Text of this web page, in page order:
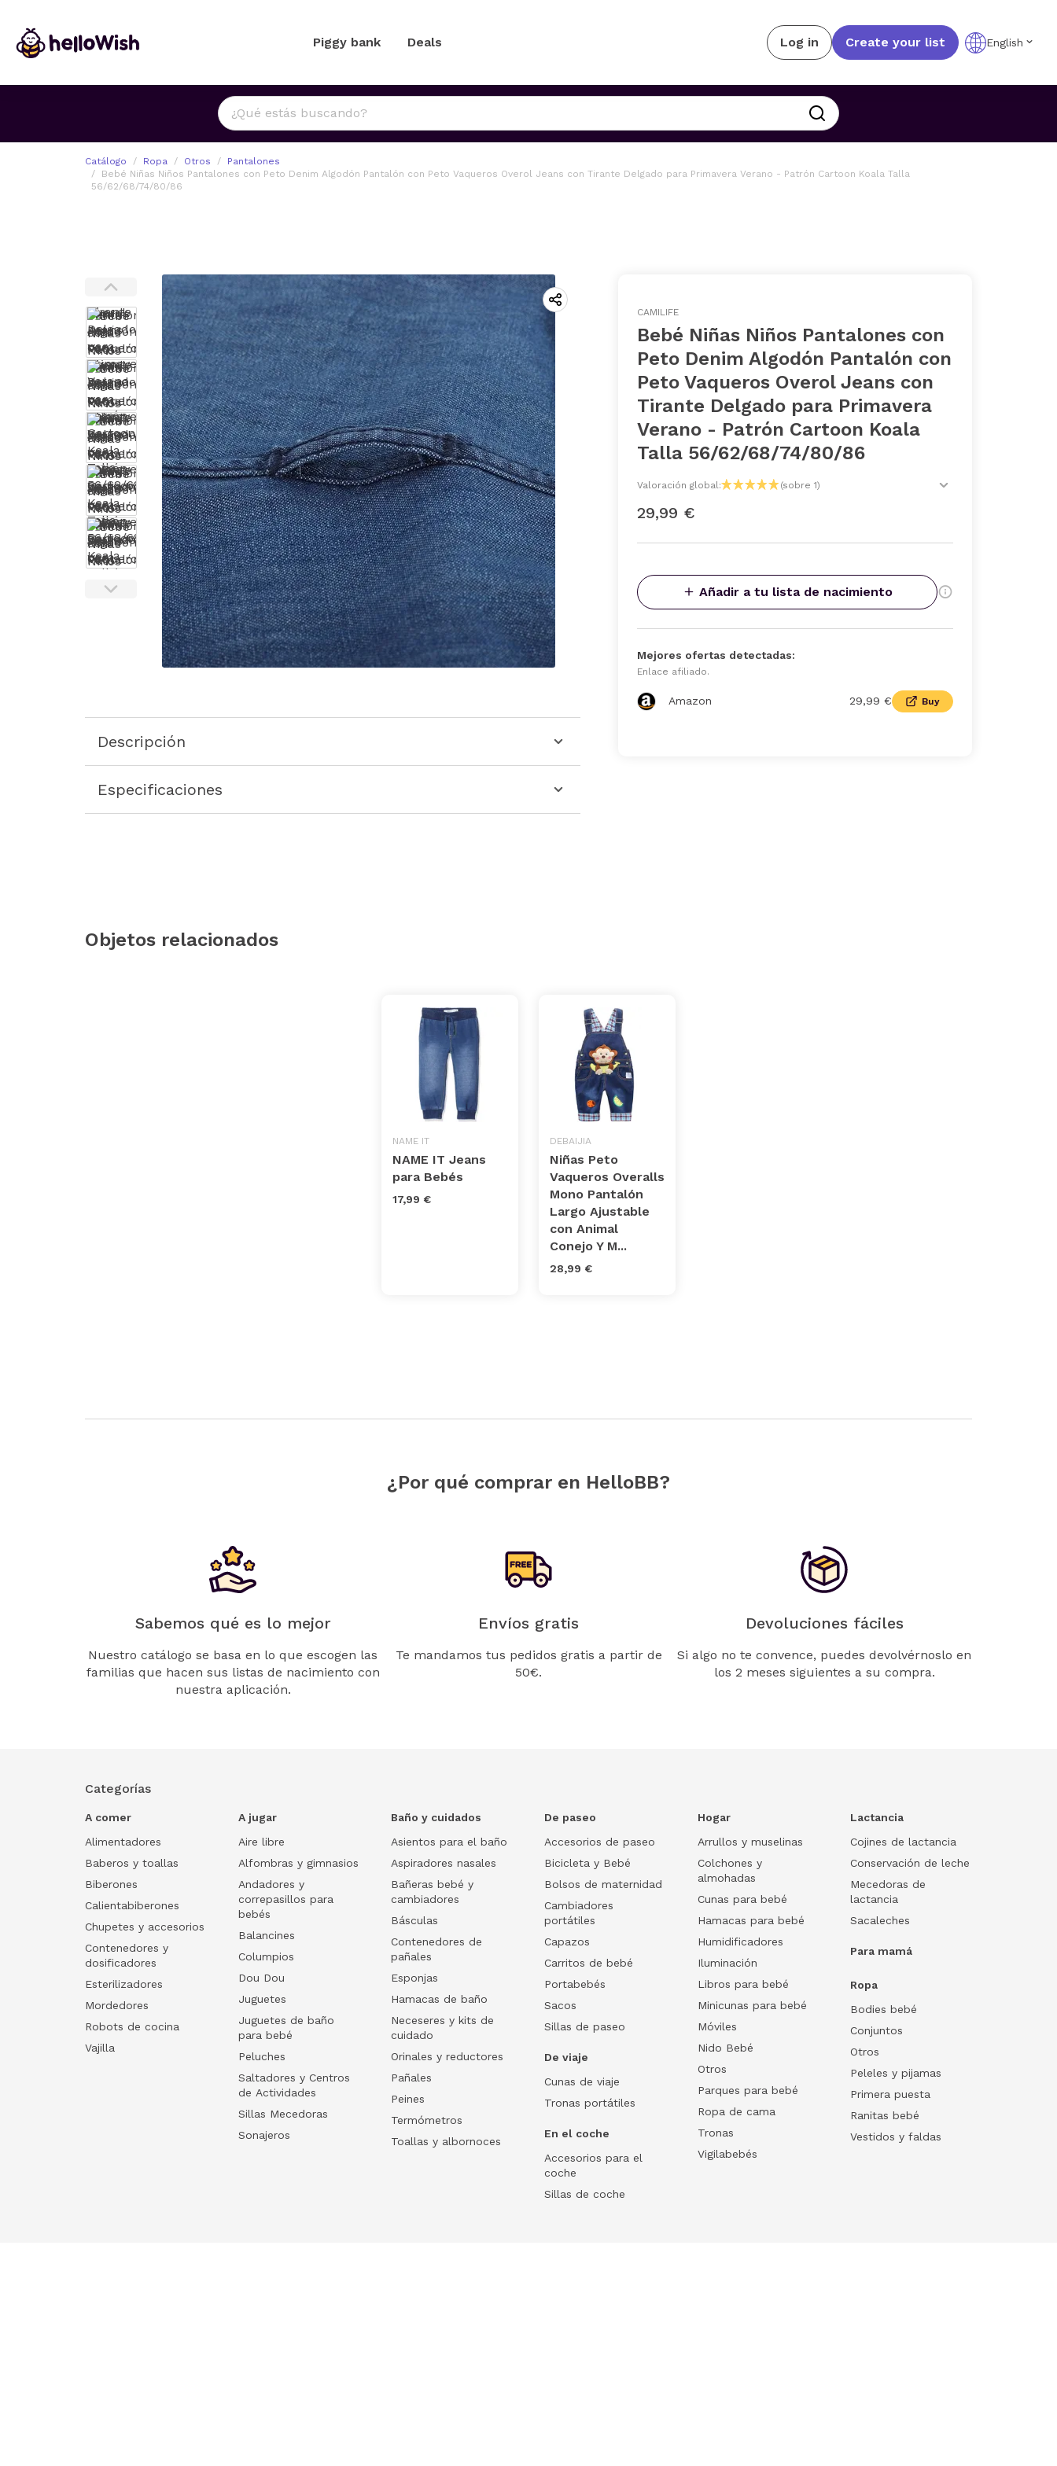
Piggy bank Deals Log in Create your list English
Catálogo Ropa Otros
Pantalones
Bebé Niñas Niños Pantalones con Peto Denim Algodón Pantalón con Peto Vaqueros Overol Jeans con Tirante Delgado para Primavera Verano - Patrón Cartoon Koala Talla
56/62/68/74/80/86
Descripción
Especificaciones
CAMILIFE
Bebé Niñas Niños Pantalones con
Peto Denim Algodón Pantalón con
Peto Vaqueros Overol Jeans con
Tirante Delgado para Primavera
Verano - Patrón Cartoon Koala
Talla 56/62/68/74/80/86
Valoración global: (sobre 1)
29,99 €
Añadir a tu lista de nacimiento
Mejores ofertas detectadas:
Enlace afiliado.
Amazon 29,99 € Buy
Objetos relacionados
NAME IT
NAME IT Jeans
para Bebés
17,99 €
DEBAIJIA
Niñas Peto
Vaqueros Overalls
Mono Pantalón
Largo Ajustable
con Animal
Conejo Y M...
28,99 €
¿Por qué comprar en HelloBB?
Sabemos qué es lo mejor
Nuestro catálogo se basa en lo que escogen las
familias que hacen sus listas de nacimiento con
nuestra aplicación.
Envíos gratis
Te mandamos tus pedidos gratis a partir de
50€.
Devoluciones fáciles
Si algo no te convence, puedes devolvérnoslo en
los 2 meses siguientes a su compra.
Categorías
A comer
Alimentadores
Baberos y toallas
Biberones
Calientabiberones
Chupetes y accesorios
Contenedores y
dosificadores
Esterilizadores
Mordedores
Robots de cocina
Vajilla
A jugar
Aire libre
Alfombras y gimnasios
Andadores y
correpasillos para
bebés
Balancines
Columpios
Dou Dou
Juguetes
Juguetes de baño
para bebé
Peluches
Saltadores y Centros
de Actividades
Sillas Mecedoras
Sonajeros
Baño y cuidados
Asientos para el baño
Aspiradores nasales
Bañeras bebé y
cambiadores
Básculas
Contenedores de
pañales
Esponjas
Hamacas de baño
Neceseres y kits de
cuidado
Orinales y reductores
Pañales
Peines
Termómetros
Toallas y albornoces
De paseo
Accesorios de paseo
Bicicleta y Bebé
Bolsos de maternidad
Cambiadores
portátiles
Capazos
Carritos de bebé
Portabebés
Sacos
Sillas de paseo
De viaje
Cunas de viaje
Tronas portátiles
En el coche
Accesorios para el
coche
Sillas de coche
Hogar
Arrullos y muselinas
Colchones y
almohadas
Cunas para bebé
Hamacas para bebé
Humidificadores
Iluminación
Libros para bebé
Minicunas para bebé
Móviles
Nido Bebé
Otros
Parques para bebé
Ropa de cama
Tronas
Vigilabebés
Lactancia
Cojines de lactancia
Conservación de leche
Mecedoras de
lactancia
Sacaleches
Para mamá
Ropa
Bodies bebé
Conjuntos
Otros
Peleles y pijamas
Primera puesta
Ranitas bebé
Vestidos y faldas